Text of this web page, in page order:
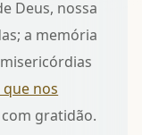
Deus, nossa
a memória
nos
gratidão.